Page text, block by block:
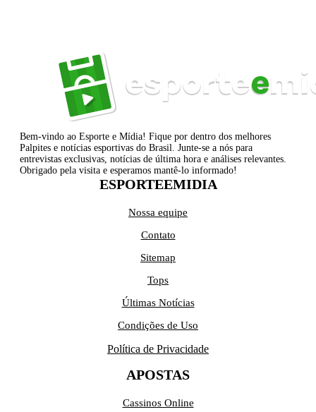
Bem-vindo ao Esporte e Mídia! Fique por dentro dos melhores
Palpites e notícias esportivas do Brasil. Junte-se a nós para
entrevistas exclusivas, notícias de última hora e análises relevantes.
Obrigado pela visita e esperamos mantê-lo informado!
ESPORTEEMIDIA
Nossa equipe
Contato
Sitemap
Tops
Últimas Notícias
Condições de Uso
Política de Privacidade
APOSTAS
Cassinos Online